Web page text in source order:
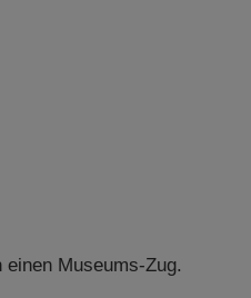
Museums-Zug.